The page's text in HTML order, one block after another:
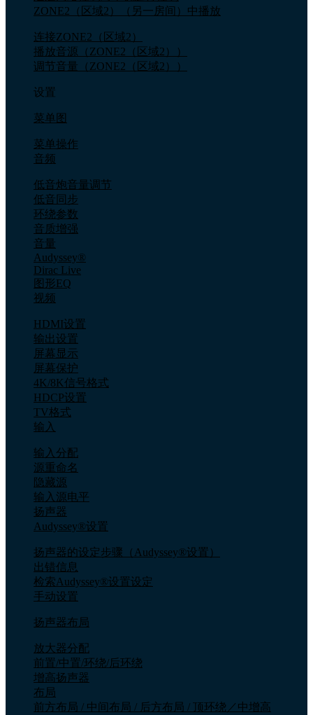
ZONE2（区域2）（另一房间）中播放
连接ZONE2（区域2）
播放音源（ZONE2（区域2））
调节音量（ZONE2（区域2））
设置
菜单图
菜单操作
音频
低音炮音量调节
低音同步
环绕参数
音质增强
音量
Audyssey®
Dirac Live
图形EQ
视频
HDMI设置
输出设置
屏幕显示
屏幕保护
4K/8K信号格式
HDCP设置
TV格式
输入
输入分配
源重命名
隐藏源
输入源电平
扬声器
Audyssey®设置
扬声器的设定步骤（Audyssey®设置）
出错信息
检索Audyssey®设置设定
手动设置
扬声器布局
放大器分配
前置/中置/环绕/后环绕
增高扬声器
布局
前方布局 / 中间布局 / 后方布局 / 顶环绕／中增高